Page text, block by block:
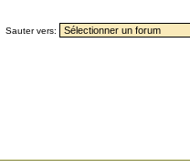
Sauter vers: